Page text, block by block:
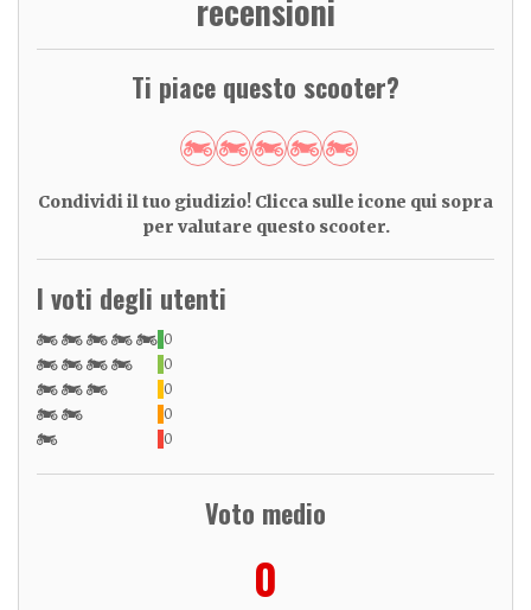
recensioni
Ti piace questo scooter?
Condividi il tuo giudizio! Clicca sulle icone qui sopra
per valutare questo scooter.
I voti degli utenti
0
0
0
0
0
Voto medio
0